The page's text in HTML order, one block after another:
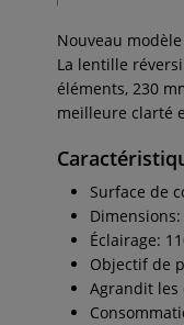
Nouveau
La lentille
éléments, 230
meilleure clarté
Surface de
Dimensions:
Éclairage:
Objectif de
Agrandit les